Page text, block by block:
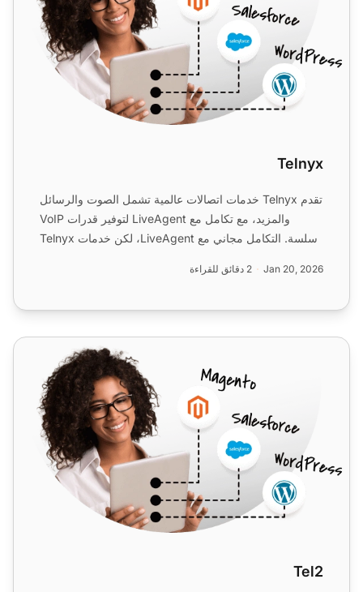
Telnyx
تقدم Telnyx خدمات اتصالات عالمية تشمل الصوت والرسائل
والمزيد، مع تكامل مع LiveAgent لتوفير قدرات VoIP
سلسة. التكامل مجاني مع LiveAgent، لكن خدمات Telnyx
Jan 20, 2026 2 دقائق للقراءة
Tel2
Tel2